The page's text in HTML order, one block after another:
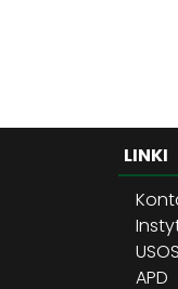
LINKI
APD